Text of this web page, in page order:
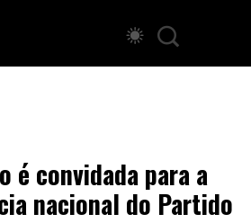
é convidada para a
nacional do Partido